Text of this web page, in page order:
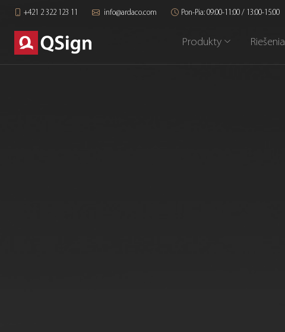
+421 2 322 123 11 info@ardaco.com Pon-Pia: 09:00-11:00 / 13:00-15:00
Produkty Riešenia